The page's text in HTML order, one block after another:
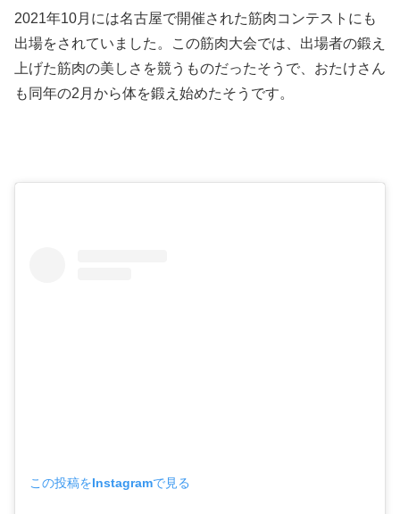
2021年10月には名古屋で開催された筋肉コンテストにも
出場をされていました。この筋肉大会では、出場者の鍛え
上げた筋肉の美しさを競うものだったそうで、おたけさん
も同年の2月から体を鍛え始めたそうです。
この投稿をInstagramで見る